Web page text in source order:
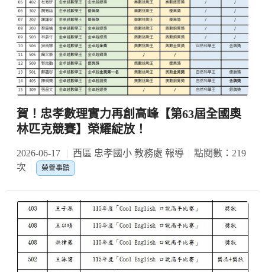
賀！忠孝數理實力再創高峰【第63屆全國奧
林匹克競賽】榮耀綻放！
2026-06-17 西區 忠孝國小 教務處 報導
點閱數：219
次
榮譽事蹟